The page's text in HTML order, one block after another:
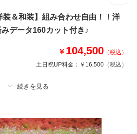
撮影場所：国営ひたち海浜公園（茨城）
＆和装】組み合わせ自由！！洋
データ160カット付き♪
￥ 104,500 （税込）
土日祝UP料金： ￥16,500 （税込）
新婦衣装2着 新郎衣装2着